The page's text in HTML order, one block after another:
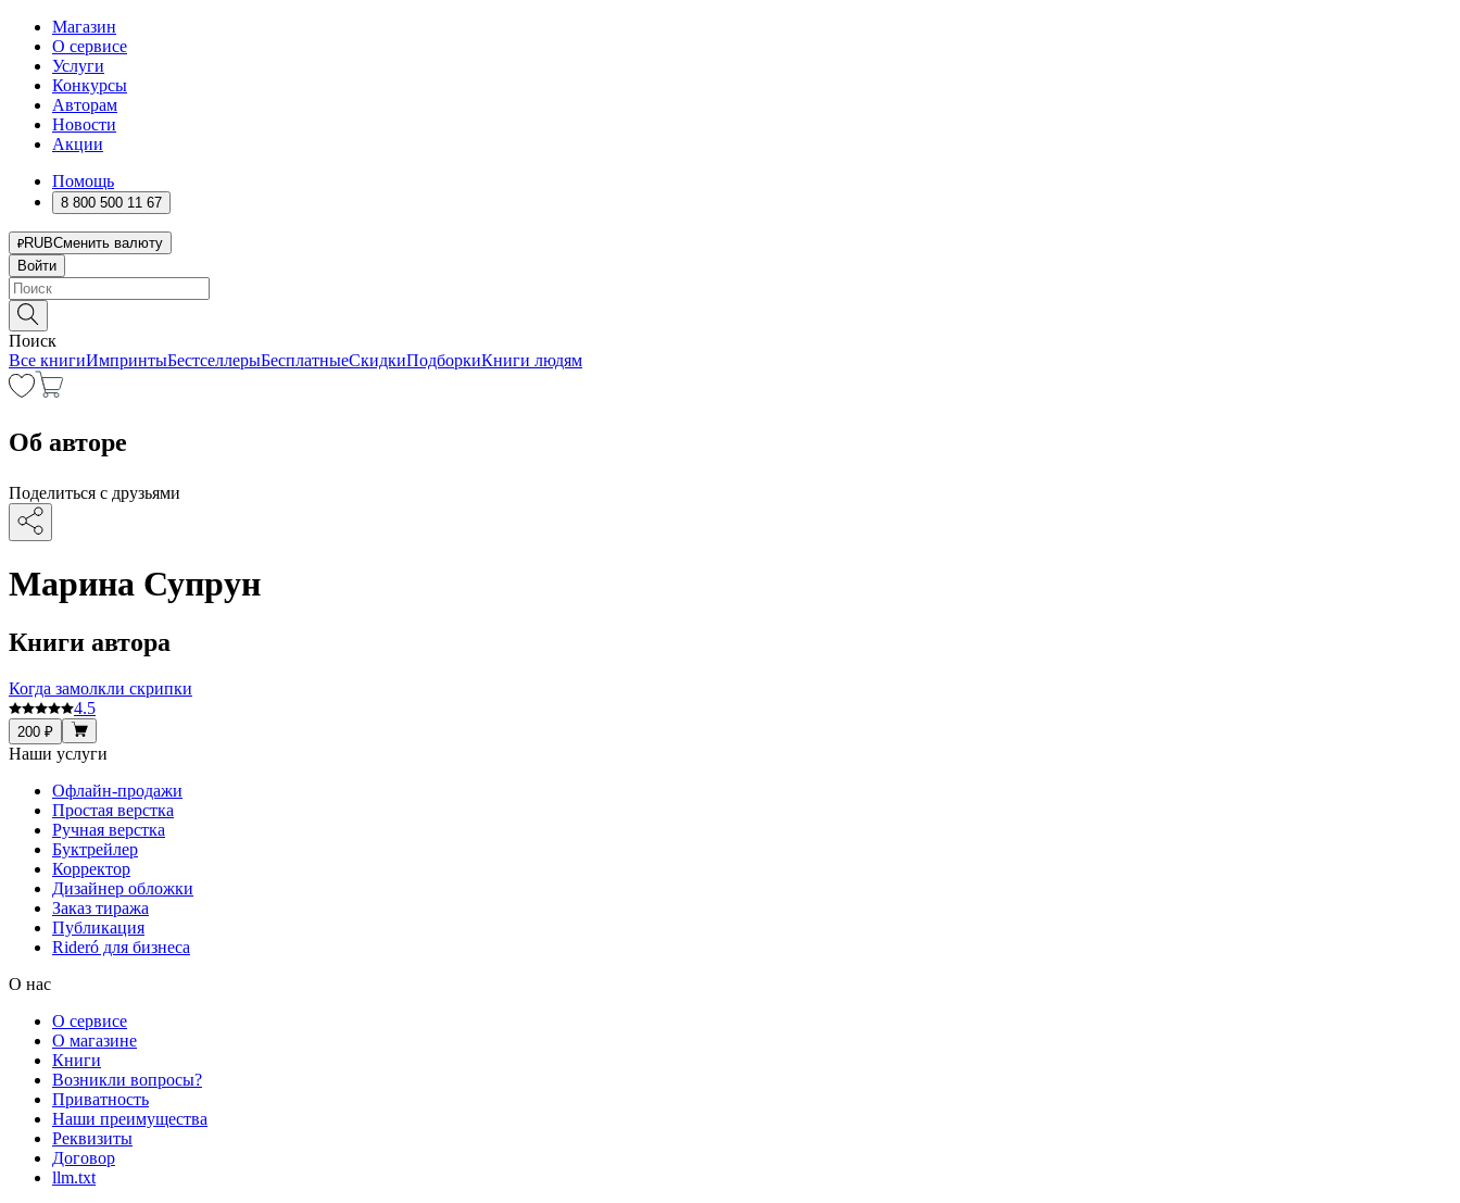
Магазин
О сервисе
Услуги
Конкурсы
Авторам
Новости
Акции
Помощь
8 800 500 11 67
RUBСменить валюту
Войти
Поиск
Все книгиИмпринтыБестселлерыБесплатныеСкидкиПодборкиКниги людям
Об авторе
Поделиться с друзьями
Марина Супрун
Книги автора
Когда замолкли скрипки
4.5
200 ₽
Наши услуги
Офлайн-продажи
Простая верстка
Ручная верстка
Буктрейлер
Корректор
Дизайнер обложки
Заказ тиража
Публикация
Rideró для бизнеса
О нас
О сервисе
О магазине
Книги
Возникли вопросы?
Приватность
Наши преимущества
Реквизиты
Договор
llm.txt